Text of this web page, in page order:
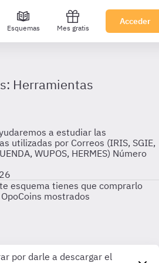
Esquemas Mes gratis
Acceder
Herramientas
a estudiar las
utilizadas por Correos (IRIS, SGIE,
WUPOS, HERMES) Número
esquema tienes que comprarlo
mostrados
por darle a descargar el